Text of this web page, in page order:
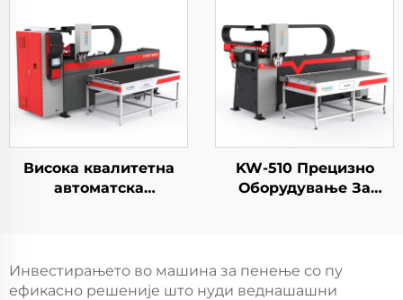
Дистрибутивна
Машина
Висока квалитетна
автоматска
KW-510 Прецизно
Оборудување За
Шасија Кабинетски
Врата Пенска Машина
Инвестирањето во машина за пенење со пу
ефикасно решеније што нуди веднашашни